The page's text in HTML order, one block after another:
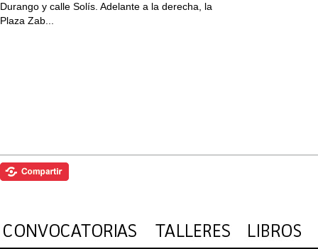
Durango y calle Solís. Adelante a la derecha, la
Plaza Zab...